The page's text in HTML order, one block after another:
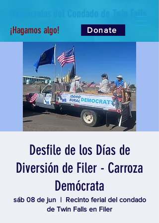
Donate
¡Hagamos algo!
Desfile de los Días de
Diversión de Filer - Carroza
Demócrata
sáb 08 de jun
  |
Recinto ferial del condado
de Twin Falls en Filer